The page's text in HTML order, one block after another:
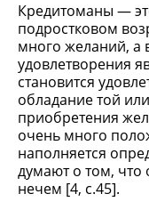
Кредитоманы —
подростковом
много желаний, а
удовлетворения
становится
обладание той
приобретения
очень много
наполняется
думают о том, что
нечем [4, c.45].